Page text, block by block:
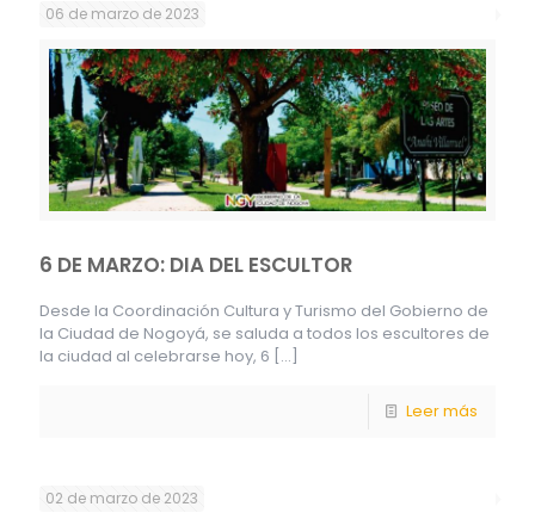
06 de marzo de 2023
6 DE MARZO: DIA DEL ESCULTOR
Desde la Coordinación Cultura y Turismo del Gobierno de
la Ciudad de Nogoyá, se saluda a todos los escultores de
la ciudad al celebrarse hoy, 6 […]
Leer más
02 de marzo de 2023